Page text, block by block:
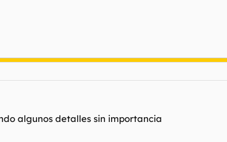
algunos detalles sin importancia